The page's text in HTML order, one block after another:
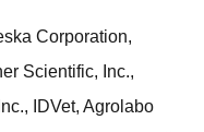
Corporation,
Scientific, Inc.,
IDVet, Agrolabo